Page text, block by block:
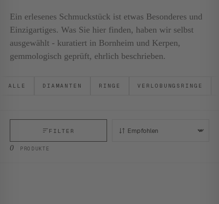
Ein erlesenes Schmuckstück ist etwas Besonderes und
Einzigartiges. Was Sie hier finden, haben wir selbst
ausgewählt - kuratiert in Bornheim und Kerpen,
gemmologisch geprüft, ehrlich beschrieben.
ALLE DIAMANTEN RINGE VERLOBUNGSRINGE
0 PRODUKTE
FILTER SORTIEREN: